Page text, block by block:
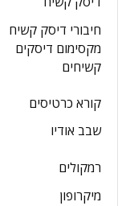
חיבורי דיסק קשיח
מקסימום דיסקים
קשיחים
קורא כרטיסים
שבב אודיו
רמקולים
מיקרופון